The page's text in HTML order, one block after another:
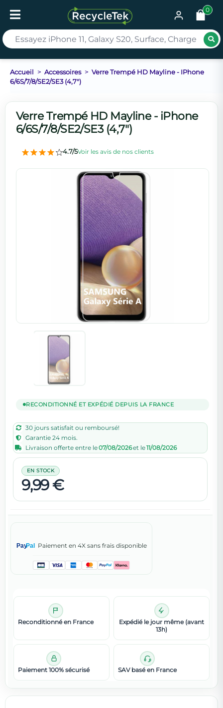
0
Accueil Accessoires
Verre Trempé HD Mayline - IPhone
6/6S/7/8/SE2/SE3 (4,7")
Verre Trempé HD Mayline - iPhone
6/6S/7/8/SE2/SE3 (4,7")
4.7/5Voir les avis de nos clients
RECONDITIONNÉ ET EXPÉDIÉ DEPUIS LA FRANCE
30 jours satisfait ou remboursé!
Garantie 24 mois.
Livraison offerte entre le07/08/2026et le11/08/2026
9,99 €
EN STOCK
PayPal Paiement en 4X sans frais disponible
Reconditionné en France
Expédié le jour même (avant
13h)
Paiement 100% sécurisé SAV basé en France